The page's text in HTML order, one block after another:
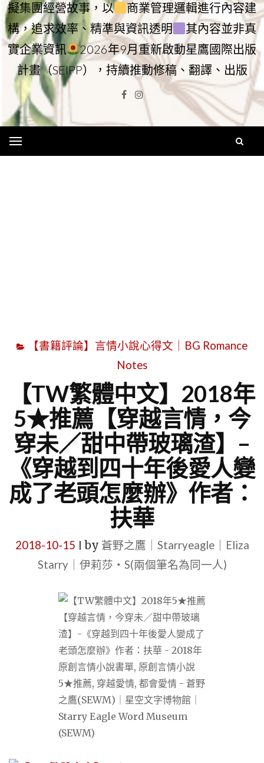
擬集團經營故事，以
商業管理邏輯進行內容建
構，追求效率、精準與資訊透明
其內容並非真
實企業資訊
2026年9月重新啟動星鷹國際出版
計畫（SEIPP），持續推動修稿、翻譯、出版
Facebook
Instagram
【書籍評論】言情小說心得文｜BG Romance
Notes
【TW繁體中文】2018年
5★推薦【穿越言情，今
穿未／甜中帶玻璃渣】–
《穿越到四十年後愛人變
成了老頭怎麼辦》作者：
扶華
2018-10-15 by 蒼野之鷹｜Starryeagle｜Eliza
Starry｜伊莉莎・S(兩個筆名為同一人)